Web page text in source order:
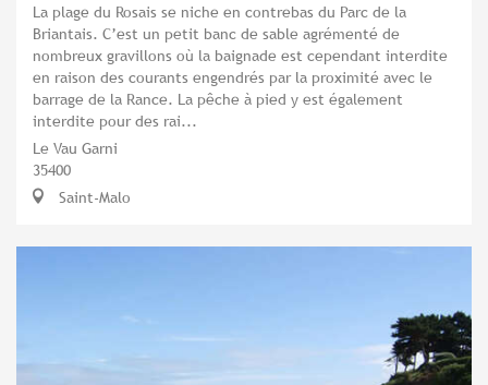
La plage du Rosais se niche en contrebas du Parc de la
Briantais. C’est un petit banc de sable agrémenté de
nombreux gravillons où la baignade est cependant interdite
en raison des courants engendrés par la proximité avec le
barrage de la Rance. La pêche à pied y est également
interdite pour des rai...
Le Vau Garni
35400
Saint-Malo